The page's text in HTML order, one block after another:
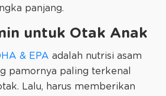
panjang.
untuk Otak Anak
& EPA adalah nutrisi asam
pamornya paling terkenal
Lalu, harus memberikan